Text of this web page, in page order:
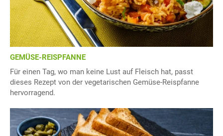
GEMÜSE-REISPFANNE
Für einen Tag, wo man keine Lust auf Fleisch hat, passt
dieses Rezept von der vegetarischen Gemüse-Reispfanne
hervorragend.